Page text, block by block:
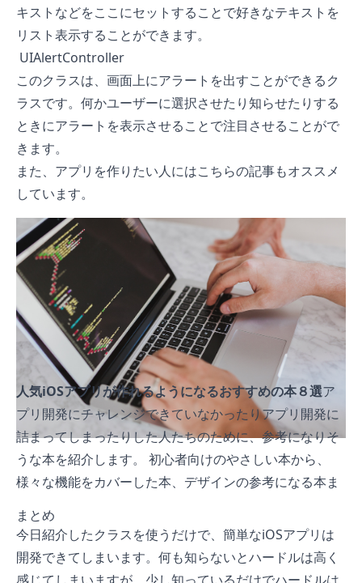
キストなどをここにセットすることで好きなテキストを
リスト表示することができます。
UIAlertController
このクラスは、画面上にアラートを出すことができるク
ラスです。何かユーザーに選択させたり知らせたりする
ときにアラートを表示させることで注目させることがで
きます。
また、アプリを作りたい人にはこちらの記事もオススメ
しています。
人気iOSアプリが作れるようになるおすすめの本８選ア
プリ開発にチャレンジできていなかったりアプリ開発に
詰まってしまったりした人たちのために、参考になりそ
うな本を紹介します。 初心者向けのやさしい本から、
様々な機能をカバーした本、デザインの参考になる本ま
す。
まとめ
今日紹介したクラスを使うだけで、簡単なiOSアプリは
開発できてしまいます。何も知らないとハードルは高く